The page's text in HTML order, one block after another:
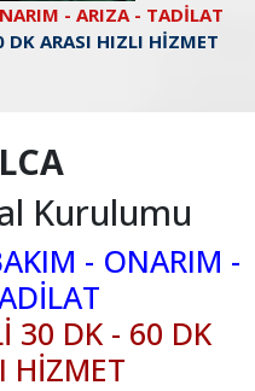
- ARIZA - TADİLAT
DK ARASI HIZLI HİZMET
Kurulumu
- ONARIM -
30 DK - 60 DK
HİZMET